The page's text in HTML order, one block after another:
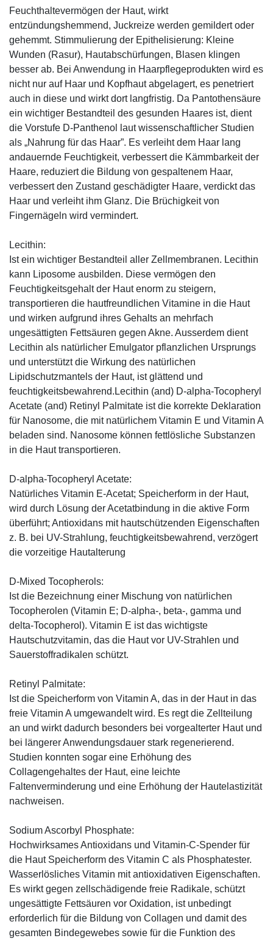
Feuchthaltevermögen der Haut, wirkt
entzündungshemmend, Juckreize werden gemildert oder
gehemmt. Stimmulierung der Epithelisierung: Kleine
Wunden (Rasur), Hautabschürfungen, Blasen klingen
besser ab. Bei Anwendung in Haarpflegeprodukten wird es
nicht nur auf Haar und Kopfhaut abgelagert, es penetriert
auch in diese und wirkt dort langfristig. Da Pantothensäure
ein wichtiger Bestandteil des gesunden Haares ist, dient
die Vorstufe D-Panthenol laut wissenschaftlicher Studien
als „Nahrung für das Haar”. Es verleiht dem Haar lang
andauernde Feuchtigkeit, verbessert die Kämmbarkeit der
Haare, reduziert die Bildung von gespaltenem Haar,
verbessert den Zustand geschädigter Haare, verdickt das
Haar und verleiht ihm Glanz. Die Brüchigkeit von
Fingernägeln wird vermindert.
Lecithin:
Ist ein wichtiger Bestandteil aller Zellmembranen. Lecithin
kann Liposome ausbilden. Diese vermögen den
Feuchtigkeitsgehalt der Haut enorm zu steigern,
transportieren die hautfreundlichen Vitamine in die Haut
und wirken aufgrund ihres Gehalts an mehrfach
ungesättigten Fettsäuren gegen Akne. Ausserdem dient
Lecithin als natürlicher Emulgator pflanzlichen Ursprungs
und unterstützt die Wirkung des natürlichen
Lipidschutzmantels der Haut, ist glättend und
feuchtigkeitsbewahrend.Lecithin (and) D-alpha-Tocopheryl
Acetate (and) Retinyl Palmitate ist die korrekte Deklaration
für Nanosome, die mit natürlichem Vitamin E und Vitamin A
beladen sind. Nanosome können fettlösliche Substanzen
in die Haut transportieren.
D-alpha-Tocopheryl Acetate:
Natürliches Vitamin E-Acetat; Speicherform in der Haut,
wird durch Lösung der Acetatbindung in die aktive Form
überführt; Antioxidans mit hautschützenden Eigenschaften
z. B. bei UV-Strahlung, feuchtigkeitsbewahrend, verzögert
die vorzeitige Hautalterung
D-Mixed Tocopherols:
Ist die Bezeichnung einer Mischung von natürlichen
Tocopherolen (Vitamin E; D-alpha-, beta-, gamma und
delta-Tocopherol). Vitamin E ist das wichtigste
Hautschutzvitamin, das die Haut vor UV-Strahlen und
Sauerstoffradikalen schützt.
Retinyl Palmitate:
Ist die Speicherform von Vitamin A, das in der Haut in das
freie Vitamin A umgewandelt wird. Es regt die Zellteilung
an und wirkt dadurch besonders bei vorgealterter Haut und
bei längerer Anwendungsdauer stark regenerierend.
Studien konnten sogar eine Erhöhung des
Collagengehaltes der Haut, eine leichte
Faltenverminderung und eine Erhöhung der Hautelastizität
nachweisen.
Sodium Ascorbyl Phosphate:
Hochwirksames Antioxidans und Vitamin-C-Spender für
die Haut Speicherform des Vitamin C als Phosphatester.
Wasserlösliches Vitamin mit antioxidativen Eigenschaften.
Es wirkt gegen zellschädigende freie Radikale, schützt
ungesättigte Fettsäuren vor Oxidation, ist unbedingt
erforderlich für die Bildung von Collagen und damit des
gesamten Bindegewebes sowie für die Funktion des